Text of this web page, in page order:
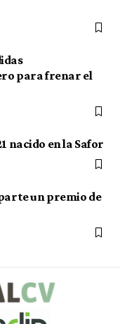
para frenar el
nacido en la Safor
un premio de